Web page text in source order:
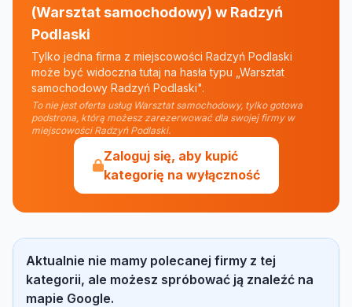
(Warsztat samochodowy) w Radzyń
Podlaski
Tylko jedna firma z miejscowości Radzyń Podlaski
może być widoczna tutaj na hasła typu „Warsztat
samochodowy Radzyń Podlaski".
To nie jest oferta usług Warsztat samochodowy, tylko gotowa
podstrona, którą możesz zarezerwować dla swojej firmy w
miejscowości Radzyń Podlaski.
Zaloguj się, aby kupić
kategorię na wyłączność
Aktualnie nie mamy polecanej firmy z tej
kategorii, ale możesz spróbować ją znaleźć na
mapie Google.